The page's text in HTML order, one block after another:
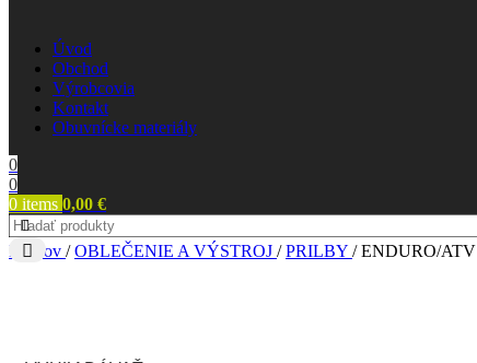
Úvod
Obchod
Výrobcovia
Kontakt
Obuvnícke materiály
0
0
0 items 0,00 €
Domov / OBLEČENIE A VÝSTROJ / PRILBY / ENDURO/ATV